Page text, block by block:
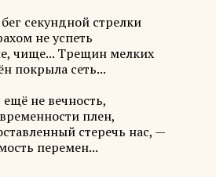
секундной стрелки
не успеть
чище... Трещин мелких
покрыла сеть...
не вечность,
плен,
стеречь нас, —
перемен...